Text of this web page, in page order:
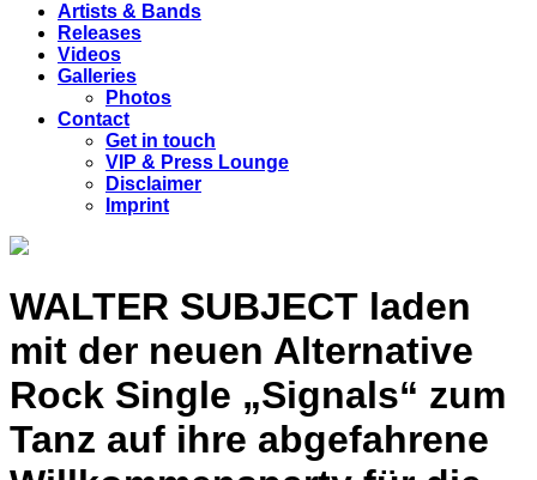
Artists & Bands
Releases
Videos
Galleries
Photos
Contact
Get in touch
VIP & Press Lounge
Disclaimer
Imprint
WALTER SUBJECT laden
mit der neuen Alternative
Rock Single „Signals“ zum
Tanz auf ihre abgefahrene